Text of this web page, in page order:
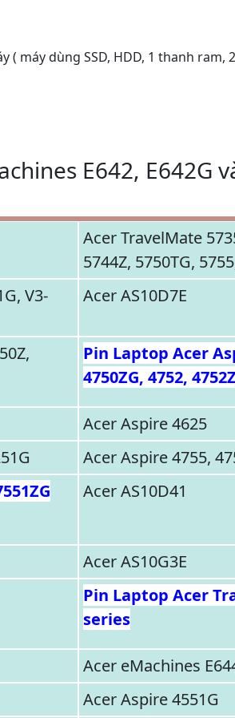
máy dùng SSD, HDD, 1 thanh ram,
E642, E642G
Acer TravelMate
5744Z, 5750TG,
V3-
Acer AS10D7E
Pin Laptop Acer
4750ZG, 4752,
Acer Aspire 4625
Acer Aspire 4755,
Acer AS10D41
Acer AS10G3E
Pin Laptop Acer
series
Acer eMachines
Acer Aspire 4551G